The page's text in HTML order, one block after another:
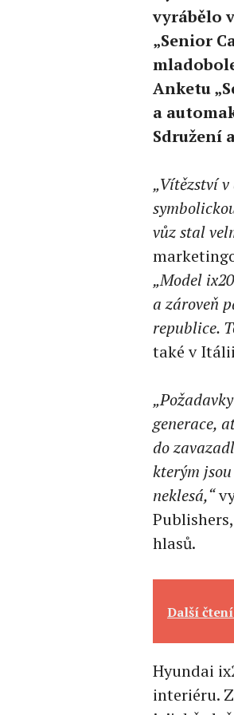
vyrábělo
„Senior
Anketu
a
Sdružení
„Vítězství
vůz stal
„Model
a zároveň
republice.
také v
generace,
do
kterým
neklesá,“
hlasů.
Další
Hyundai
interiéru.